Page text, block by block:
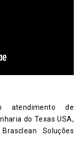
atendimento de
do Texas USA,
Soluções